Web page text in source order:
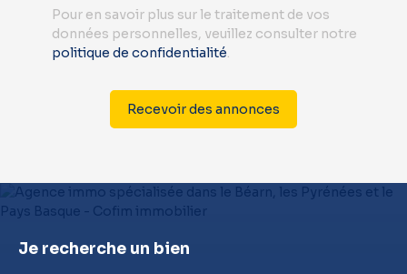
Pour en savoir plus sur le traitement de vos
données personnelles, veuillez consulter notre
politique de confidentialité.
Recevoir des annonces
Je recherche un bien